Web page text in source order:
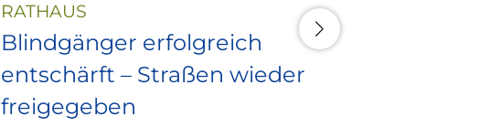
RATHAUS
Blindgänger erfolgreich
entschärft – Straßen wieder
freigegeben